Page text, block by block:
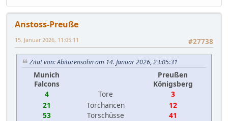
Anstoss-Preuße
#27738
15. Januar 2026, 11:05:11
Zitat von: Abiturensohn am 14. Januar 2026, 23:05:31
Munich
Falcons
Preußen
Königsberg
4
Tore
3
21
Torchancen
12
53
Torschüsse
41